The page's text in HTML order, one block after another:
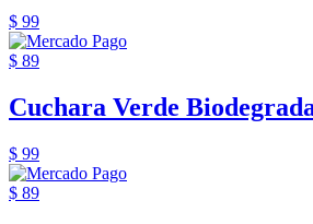
$ 99
$ 89
Cuchara Verde
$ 99
$ 89